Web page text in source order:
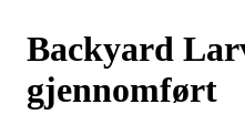
Backyard
gjennomført